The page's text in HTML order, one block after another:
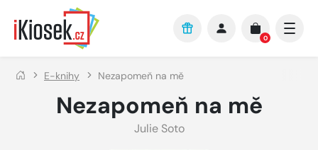
Přejít na hlavní obsah
0
E-knihy Nezapomeň na mě
Nezapomeň na mě
Julie Soto